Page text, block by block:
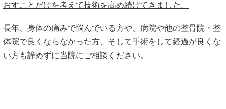
おすことだけを考えて技術を高め続けてきました。
長年、身体の痛みで悩んでいる方や、病院や他の整骨院・整
体院で良くならなかった方、そして手術をして経過が良くな
い方も諦めずに当院にご相談ください。